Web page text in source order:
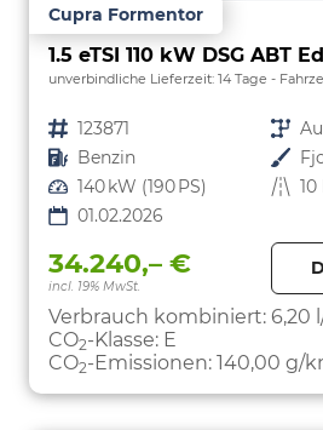
Cupra Formentor
unverbindliche Lieferzeit: 14 Tage
Fahrzeugnr. 123871 Getriebe
Kraftstoff Benzin Außenfarbe
Leistung 140 kW (190 PS) Kilometerstand
01.02.2026
34.240,– €
incl. 19% MwSt.
Verbrauch kombiniert: 6,20
CO2-Klasse: E
CO2-Emissionen: 140,00 g/